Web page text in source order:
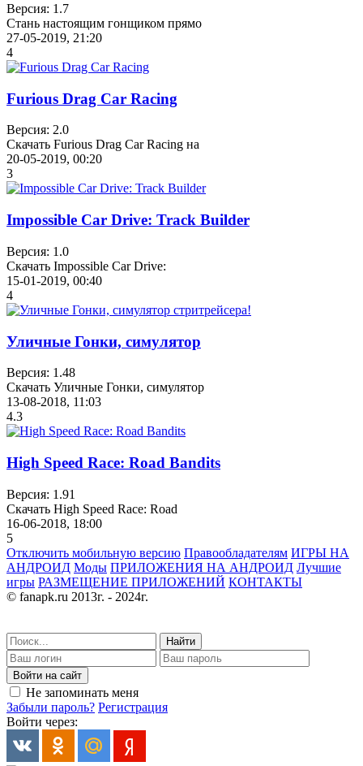
Версия: 1.7
Стань настоящим гонщиком прямо
27-05-2019, 21:20
4
Furious Drag Car Racing
Версия: 2.0
Скачать Furious Drag Car Racing на
20-05-2019, 00:20
3
Impossible Car Drive: Track Builder
Версия: 1.0
Скачать Impossible Car Drive:
15-01-2019, 00:40
4
Уличные Гонки, симулятор
Версия: 1.48
Скачать Уличные Гонки, симулятор
13-08-2018, 11:03
4.3
High Speed Race: Road Bandits
Версия: 1.91
Скачать High Speed Race: Road
16-06-2018, 18:00
5
Отключить мобильную версию Правообладателям ИГРЫ НА
АНДРОИД Моды ПРИЛОЖЕНИЯ НА АНДРОИД Лучшие
игры РАЗМЕЩЕНИЕ ПРИЛОЖЕНИЙ КОНТАКТЫ
© fanapk.ru 2013г. - 2024г.
Найти
Войти на сайт
Не запоминать меня
Забыли пароль? Регистрация
Войти через: